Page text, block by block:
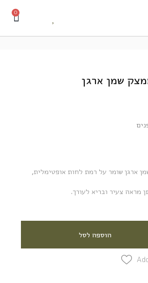
0
שמן ארגן
ארגן שומר על רמת לחות אופטימלית,
מראה צעיר ובריא לעורך.
הוספה לסל